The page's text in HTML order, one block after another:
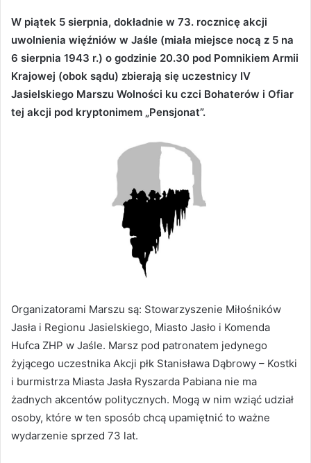
W piątek 5 sierpnia, dokładnie w 73. rocznicę akcji
uwolnienia więźniów w Jaśle (miała miejsce nocą z 5 na
6 sierpnia 1943 r.) o godzinie 20.30 pod Pomnikiem Armii
Krajowej (obok sądu) zbierają się uczestnicy IV
Jasielskiego Marszu Wolności ku czci Bohaterów i Ofiar
tej akcji pod kryptonimem „Pensjonat”.
Organizatorami Marszu są: Stowarzyszenie Miłośników
Jasła i Regionu Jasielskiego, Miasto Jasło i Komenda
Hufca ZHP w Jaśle. Marsz pod patronatem jedynego
żyjącego uczestnika Akcji płk Stanisława Dąbrowy – Kostki
i burmistrza Miasta Jasła Ryszarda Pabiana nie ma
żadnych akcentów politycznych. Mogą w nim wziąć udział
osoby, które w ten sposób chcą upamiętnić to ważne
wydarzenie sprzed 73 lat.